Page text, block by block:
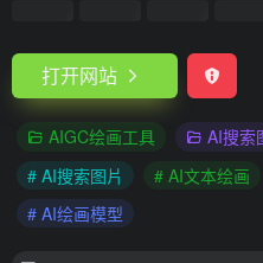
打开网站
AIGC绘画工具 AI搜索
# AI搜索图片
# AI文本绘画
# AI绘画模型